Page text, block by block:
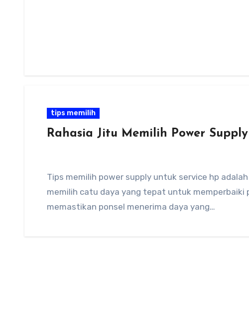
tips memilih
Rahasia Jitu Memilih Power
Tips memilih power supply untuk service hp
memilih catu daya yang tepat untuk memperbaiki
memastikan ponsel menerima daya yang…